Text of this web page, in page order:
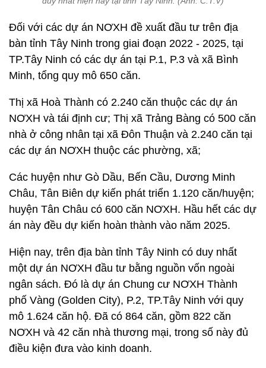
Đối với các dự án NƠXH đề xuất đầu tư trên địa
bàn tỉnh Tây Ninh trong giai đoạn 2022 - 2025, tại
TP.Tây Ninh có các dự án tại P.1, P.3 và xã Bình
Minh, tổng quy mô 650 căn.
Thị xã Hoà Thành có 2.240 căn thuộc các dự án
NƠXH và tái định cư; Thị xã Trảng Bàng có 500 căn
nhà ở công nhân tại xã Đôn Thuận và 2.240 căn tại
các dự án NƠXH thuộc các phường, xã;
Các huyện như Gò Dầu, Bến Cầu, Dương Minh
Châu, Tân Biên dự kiến phát triển 1.120 căn/huyện;
huyện Tân Châu có 600 căn NƠXH. Hầu hết các dự
án này đều dự kiến hoàn thành vào năm 2025.
Hiện nay, trên địa bàn tỉnh Tây Ninh có duy nhất
một dự án NƠXH đầu tư bằng nguồn vốn ngoài
ngân sách. Đó là dự án Chung cư NƠXH Thành
phố Vàng (Golden City), P.2, TP.Tây Ninh với quy
mô 1.624 căn hộ. Đã có 864 căn, gồm 822 căn
NƠXH và 42 căn nhà thương mại, trong số này đủ
điều kiện đưa vào kinh doanh.